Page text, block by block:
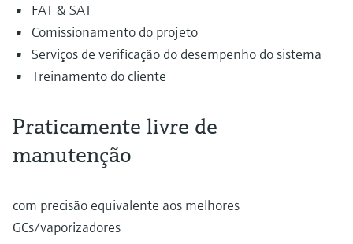
FAT & SAT
Comissionamento do projeto
Serviços de verificação do desempenho do sistema
Treinamento do cliente
Praticamente livre de
manutenção
com precisão equivalente aos melhores
GCs/vaporizadores